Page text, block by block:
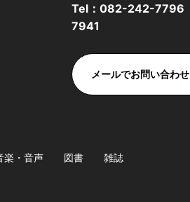
Tel： 082-242-7796
7941
メールでお問い合わせ
楽・音声 図書 雑誌